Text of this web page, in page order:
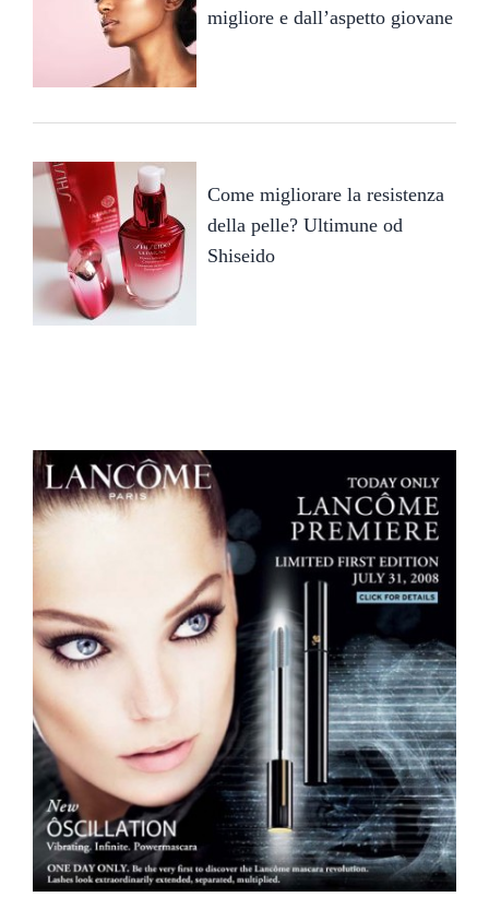
migliore e dall’aspetto giovane
Come migliorare la resistenza
della pelle? Ultimune od
Shiseido